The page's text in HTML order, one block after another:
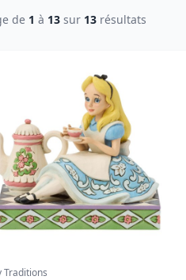
de 1 à 13 sur 13 résultats
Traditions